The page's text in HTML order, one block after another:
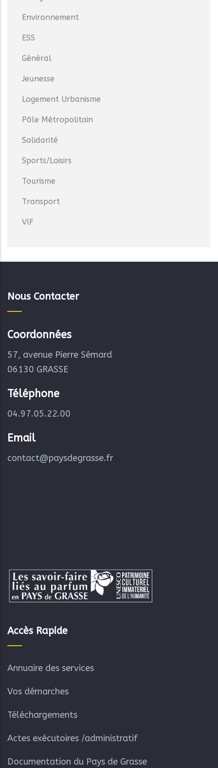
Environnement
ESS
Général
Jeunesse
Logement Urbanisme
Pôle Métropolitain
Solidarité
Sports/Loisirs
Tourisme
Transport
VIF
Nous Contacter
Coordonnées
57, avenue Pierre Sémard
06130 GRASSE
Téléphone
04.97.05.22.00
Email
contact@paysdegrasse.fr
Accès Rapide
Annuaire des services
Vos démarches
Téléchargements
Actes exécutoires /administratif
Documentation du Pays de Grasse